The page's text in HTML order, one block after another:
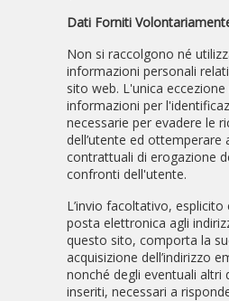
Dati Forniti
Non si raccolgono né
informazioni personali
sito web. L'unica eccezione
informazioni per
necessarie per evadere le
dell’utente ed ottemperare
contrattuali di erogazione
confronti dell'utente.
L’invio facoltativo,
posta elettronica agli
questo sito, comporta la
acquisizione dell’indirizzo
nonché degli eventuali altri
inseriti, necessari a